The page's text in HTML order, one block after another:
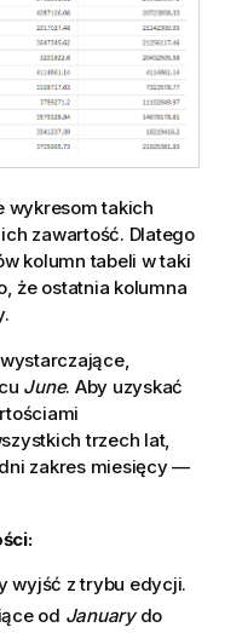
wykresomtakich
zawartość. Dlatego
kolumn tabeli w taki
że ostatnia kolumna
June. Aby uzyskać
trzech lat,
zakres miesięcy —
wyjść z trybu edycji.
od Januarydo